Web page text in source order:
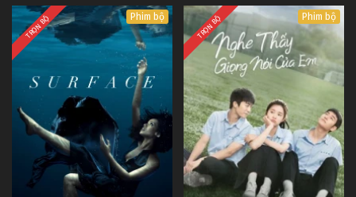
TRỌN BỘ Phim bộ TRỌN BỘ Phim bộ